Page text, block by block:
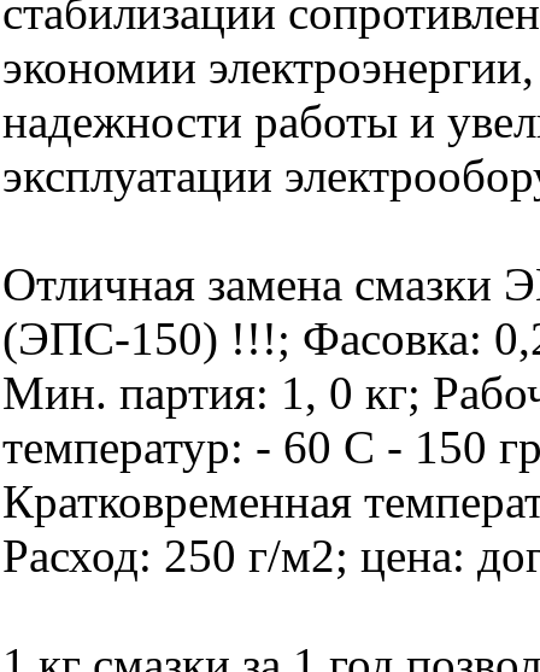
стабилизации
экономии
надежности работы и
эксплуатации
Отличная замена смазки
(ЭПС-150) !!!; Фасовка:
Мин. партия: 1, 0 кг;
температур: - 60 С - 150
Кратковременная
Расход: 250 г/м2; цена: